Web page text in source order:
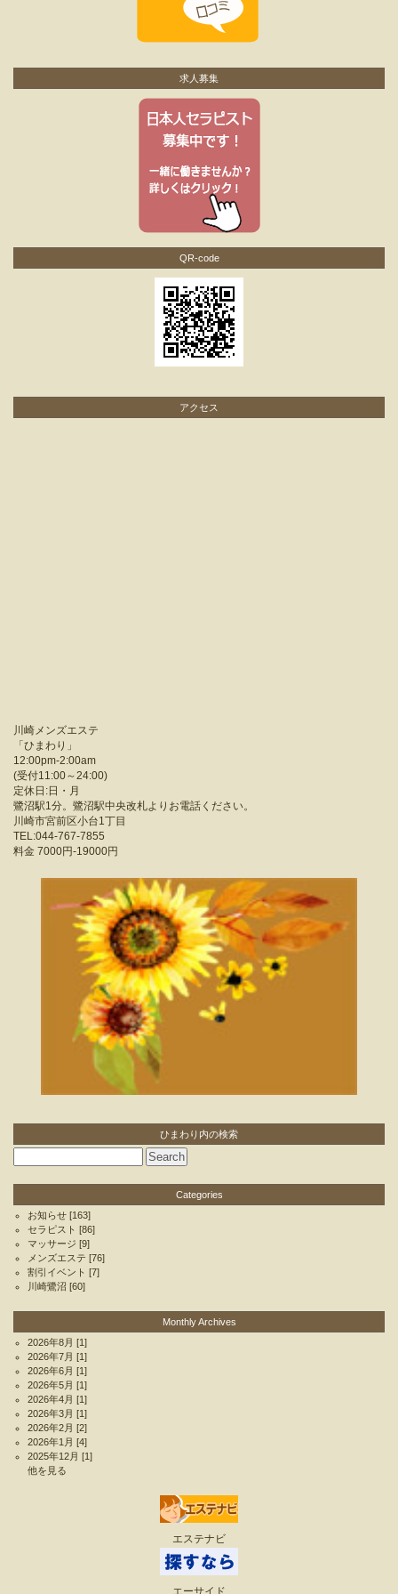
求人募集
QR-code
アクセス
川崎メンズエステ
「ひまわり 」
12:00pm-2:00am
(受付11:00～24:00)
定休日:日・月
鷺沼駅1分。鷺沼駅中央改札よりお電話ください。
川崎市宮前区小台1丁目
TEL:044-767-7855
料金 7000円-19000円
ひまわり内の検索
Categories
お知らせ [163]
セラピスト [86]
マッサージ [9]
メンズエステ [76]
割引イベント [7]
川崎鷺沼 [60]
Monthly Archives
2026年8月 [1]
2026年7月 [1]
2026年6月 [1]
2026年5月 [1]
2026年4月 [1]
2026年3月 [1]
2026年2月 [2]
2026年1月 [4]
2025年12月 [1]
他を見る
エステナビ
エーサイド